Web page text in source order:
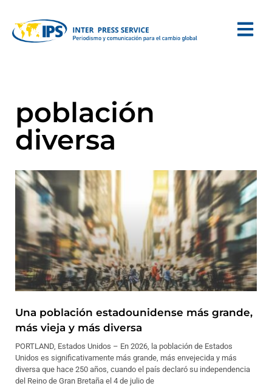
población
diversa
Una población estadounidense más grande,
más vieja y más diversa
PORTLAND, Estados Unidos – En 2026, la población de Estados
Unidos es significativamente más grande, más envejecida y más
diversa que hace 250 años, cuando el país declaró su independencia
del Reino de Gran Bretaña el 4 de julio de